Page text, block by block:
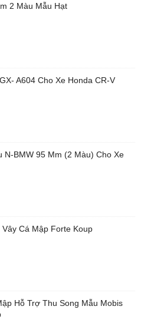
2 Màu Mẫu Hạt
A604 Cho Xe Honda CR-V
N-BMW 95 Mm (2 Màu) Cho Xe
Cá Mập Forte Koup
Hỗ Trợ Thu Song Mẫu Mobis